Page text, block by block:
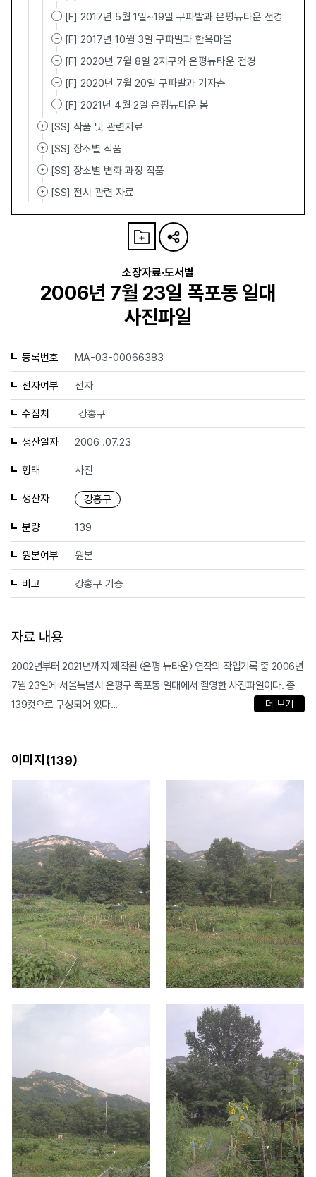
[F] 2017년 5월 1일~19일 구파발과 은평뉴타운 전경
[F] 2017년 10월 3일 구파발과 한옥마을
[F] 2020년 7월 8일 2지구와 은평뉴타운 전경
[F] 2020년 7월 20일 구파발과 기자촌
[F] 2021년 4월 2일 은평뉴타운 봄
[SS] 작품 및 관련자료
[SS] 장소별 작품
[SS] 장소별 변화 과정 작품
[SS] 전시 관련 자료
소장자료·도서별
2006년 7월 23일 폭포동 일대
사진파일
등록번호 MA-03-00066383
전자여부 전자
수집처 강홍구
생산일자 2006 .07.23
형태 사진
생산자 강홍구
분량 139
원본여부 원본
비고 강홍구 기증
자료 내용
2002년부터 2021년까지 제작된 〈은평 뉴타운〉 연작의 작업기록 중 2006년
7월 23일에 서울특별시 은평구 폭포동 일대에서 촬영한 사진파일이다. 총
139컷으로 구성되어 있다...
더 보기
이미지(139)